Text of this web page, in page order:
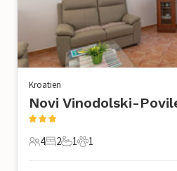
Kroatien
Novi Vinodolski-
4 Gäster
4
2 Sovrum
2
1 Badrum
1
1 Husdjur
1